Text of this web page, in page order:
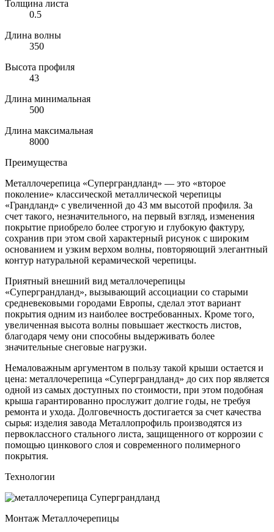
Толщина листа
0.5
Длина волны
350
Высота профиля
43
Длина минимальная
500
Длина максимальная
8000
Преимущества
Металлочерепица «Суперграндланд» — это «второе
поколение» классической металлической черепицы
«Грандланд» с увеличенной до 43 мм высотой профиля. За
счет такого, незначительного, на первый взгляд, изменения
покрытие приобрело более строгую и глубокую фактуру,
сохранив при этом свой характерный рисунок с широким
основанием и узким верхом волны, повторяющий элегантный
контур натуральной керамической черепицы.
Приятный внешний вид металлочерепицы
«Суперграндланд», вызывающий ассоциации со старыми
средневековыми городами Европы, сделал этот вариант
покрытия одним из наиболее востребованных. Кроме того,
увеличенная высота волны повышает жесткость листов,
благодаря чему они способны выдерживать более
значительные снеговые нагрузки.
Немаловажным аргументом в пользу такой крыши остается и
цена: металлочерепица «Суперграндланд» до сих пор является
одной из самых доступных по стоимости, при этом подобная
крыша гарантированно прослужит долгие годы, не требуя
ремонта и ухода. Долговечность достигается за счет качества
сырья: изделия завода Металлопрофиль производятся из
первоклассного стального листа, защищенного от коррозии с
помощью цинкового слоя и современного полимерного
покрытия.
Технологии
Монтаж Металлочерепицы